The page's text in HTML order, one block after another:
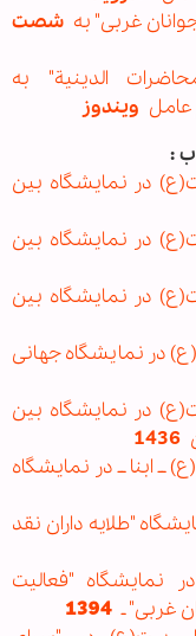
جوانان غربی" به شصت
الدینیة" به
ویندوز
:
در نمايشگاه بين
در نمایشگاه بین
در نمایشگاه بین
در نمایشگاه جهانی
در نمایشگاه بین
1436
ابنا ــ در نمایشگاه
"طلایه داران نقد
نمایشگاه "فعالیت
غربی" ـ1394